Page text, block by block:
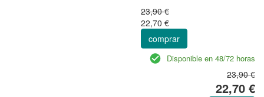
23,90 €
22,70 €
comprar
Disponible en 48/72 horas
23,90 €
22,70 €